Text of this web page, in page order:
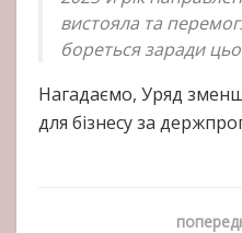
вистояла та
бореться заради
Нагадаємо, Уряд
для бізнесу за